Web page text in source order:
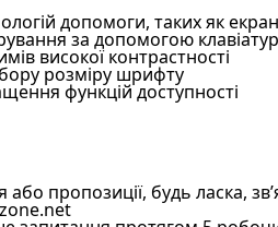
допомоги, таких як
за допомогою
високої контрастності
розміру шрифту
функцій доступності
пропозиції, будь ласка,